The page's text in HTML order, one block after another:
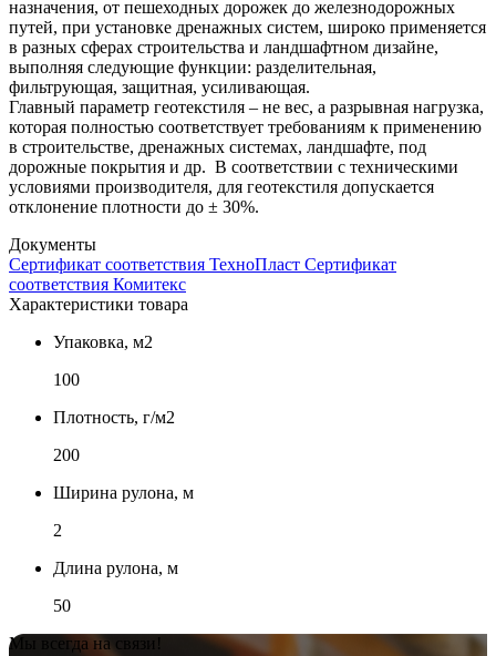
назначения, от пешеходных дорожек до железнодорожных
путей, при установке дренажных систем, широко применяется
в разных сферах строительства и ландшафтном дизайне,
выполняя следующие функции: разделительная,
фильтрующая, защитная, усиливающая.
Главный параметр геотекстиля – не вес, а разрывная нагрузка,
которая полностью соответствует требованиям к применению
в строительстве, дренажных системах, ландшафте, под
дорожные покрытия и др. В соответствии с техническими
условиями производителя, для геотекстиля допускается
отклонение плотности до ± 30%.
Документы
Сертификат соответствия ТехноПласт Сертификат
соответствия Комитекс
Характеристики товара
Упаковка, м2
100
Плотность, г/м2
200
Ширина рулона, м
2
Длина рулона, м
50
Мы всегда на связи!